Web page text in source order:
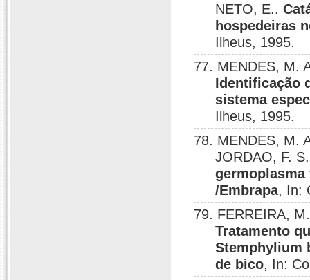
NETO, E..
hospedeiras
Ilheus, 1995.
77. MENDES, M.
Identificação
sistema
Ilheus, 1995.
78. MENDES, M.
JORDAO, F.
germoplasma
/Embrapa, In:
79. FERREIRA,
Tratamento
Stemphylium
de bico, In: